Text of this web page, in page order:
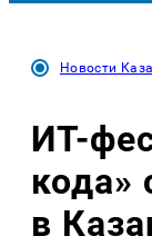
Новости
ИТ-
кода»
в